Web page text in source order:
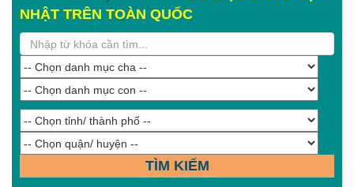
NHẬT TRÊN TOÀN QUỐC
TÌM KIẾM